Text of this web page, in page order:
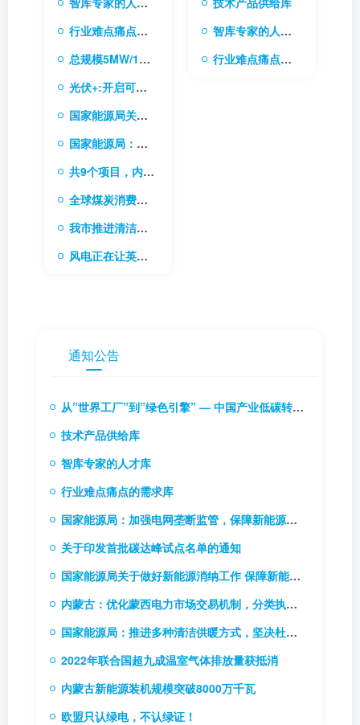
行业难点痛点的需求库
总规模5MW/10MWh 内蒙古电网首个电网侧独立储能电站成功并网
光伏+:开启可持续能源的无限可能
国家能源局关于做好新能源消纳工作 保障新能源高质量发展的通知
国家能源局：稳步有序推进“双碳”目标是今后一个时期能源高质量发展的根本任务
共9个项目，内蒙古下发2024年新型储能专项行动实施项目清单
全球煤炭消费稳中求进，电力需求成关键驱动力
我市推进清洁能源和战略资源综合开发利用基地建设
风电正在让英国加速成为“清洁能源超级大国”
智库专家的人才库
行业难点痛点的需求库
通知公告
从”世界工厂”到”绿色引擎” — 中国产业低碳转型的实践逻辑与投资启示
技术产品供给库
智库专家的人才库
行业难点痛点的需求库
国家能源局：加强电网垄断监管，保障新能源和新型主体接入电网
关于印发首批碳达峰试点名单的通知
国家能源局关于做好新能源消纳工作 保障新能源高质量发展的通知
内蒙古：优化蒙西电力市场交易机制，分类执行新能源风险防范机制
国家能源局：推进多种清洁供暖方式，坚决杜绝“一刀切”
2022年联合国超九成温室气体排放量获抵消
内蒙古新能源装机规模突破8000万千瓦
欧盟只认绿电，不认绿证！